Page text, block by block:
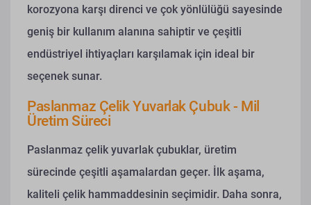
korozyona karşı direnci ve çok yönlülüğü sayesinde
geniş bir kullanım alanına sahiptir ve çeşitli
endüstriyel ihtiyaçları karşılamak için ideal bir
seçenek sunar.
Paslanmaz Çelik Yuvarlak Çubuk - Mil
Üretim Süreci
Paslanmaz çelik yuvarlak çubuklar, üretim
sürecinde çeşitli aşamalardan geçer. İlk aşama,
kaliteli çelik hammaddesinin seçimidir. Daha sonra,